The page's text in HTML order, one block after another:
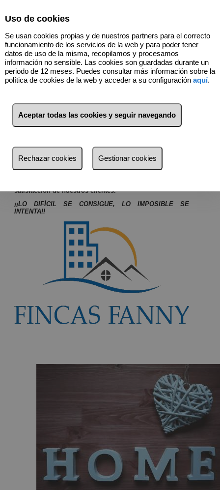
Quiénes somos
FINCAS FANNY
es una empresa inmobiliaria
especializada en el sector inmobiliario en Segur de
Calafell.
encontrar la vivienda que mejor se adapte a usted. Si no la
tenemos, nuestro equipo de profesionales se encargará de
encontrarla a la mayor brevedad posible para satisfacer sus
necesidades.
satisfacción de nuestros clientes.
¡¡LO DIFÍCIL SE CONSIGUE, LO IMPOSIBLE SE
INTENTA!!
Uso de cookies
Se usan cookies propias y de nuestros partners para el correcto
funcionamiento de los servicios de la web y para poder tener
datos de uso de la misma, recopilamos y procesamos
información no sensible. Las cookies son guardadas durante un
periodo de 12 meses. Puedes consultar más información sobre la
política de cookies de la web y acceder a su configuración aquí.
Aceptar todas las cookies y seguir navegando
Rechazar cookies Gestionar cookies